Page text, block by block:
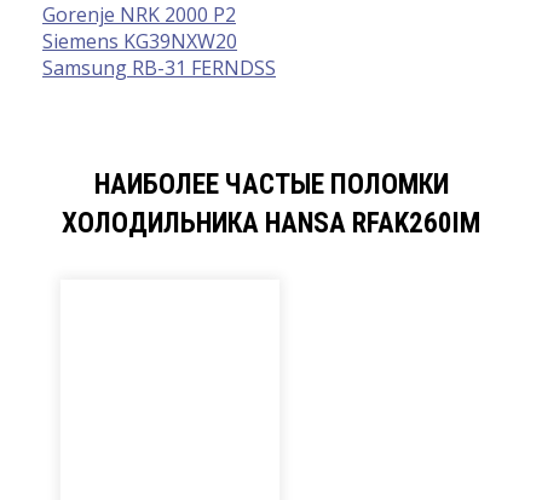
Gorenje NRK 2000 P2
Siemens KG39NXW20
Samsung RB-31 FERNDSS
НАИБОЛЕЕ ЧАСТЫЕ ПОЛОМКИ
ХОЛОДИЛЬНИКА HANSA RFAK260IM